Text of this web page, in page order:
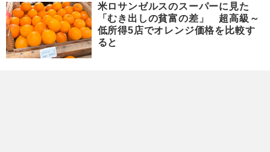
米ロサンゼルスのスーパーに見た
「むき出しの貧富の差」 超高級～
低所得5店でオレンジ価格を比較す
ると